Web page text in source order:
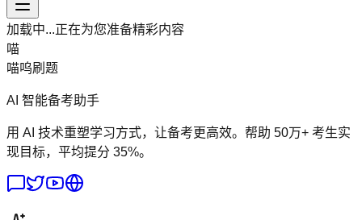
加载中...正在为您准备精彩内容
喵
喵呜刷题
AI 智能备考助手
用 AI 技术重塑学习方式，让备考更高效。帮助 50万+ 考生实
现目标，平均提分 35%。